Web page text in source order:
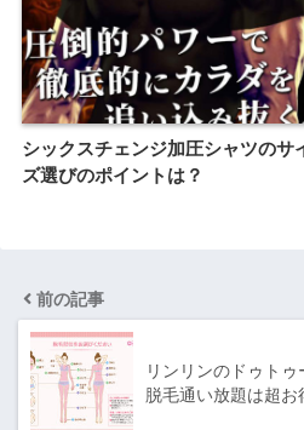
シックスチェンジ加圧シャツのサ
ズ選びのポイントは？
前の記事
リンリンのドゥト
脱毛通い放題は超